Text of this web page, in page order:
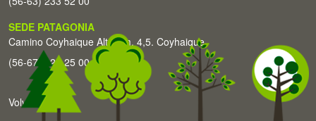
SEDE PATAGONIA
Camino Coyhaique Alto Km. 4,5. Coyhaique
(56-67) 226 25 00
Volver arriba